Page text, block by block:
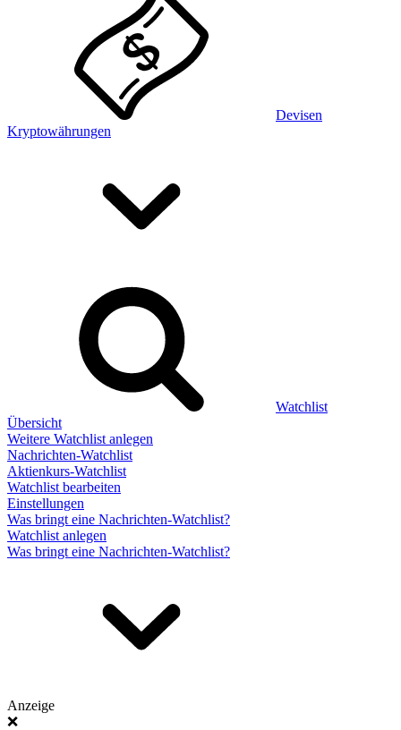
Devisen
Kryptowährungen
Watchlist
Übersicht
Weitere Watchlist anlegen
Nachrichten-Watchlist
Aktienkurs-Watchlist
Watchlist bearbeiten
Einstellungen
Was bringt eine Nachrichten-Watchlist?
Watchlist anlegen
Was bringt eine Nachrichten-Watchlist?
Anzeige
❌